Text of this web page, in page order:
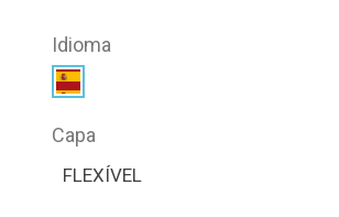
Idioma
Capa
FLEXÍVEL